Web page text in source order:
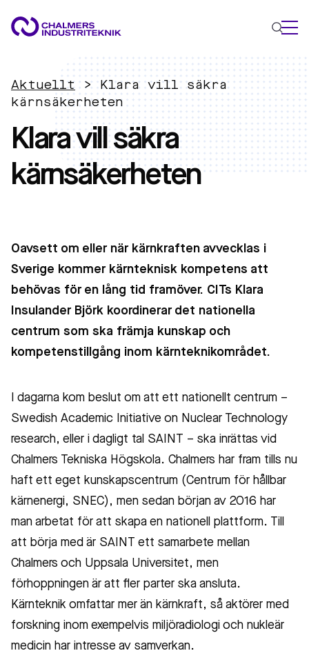
VAD VI GÖR
VÅRA EXPERTOMRÅDEN
Cirkulär ekonomi
Energi
Innovationsledning
OM OSS
KONTAKTA OSS
JOBBA HOS OSS
Aktuellt > Klara vill säkra
kärnsäkerheten
Klara vill säkra
kärnsäkerheten
Oavsett om eller när kärnkraften avvecklas i
Sverige kommer kärnteknisk kompetens att
behövas för en lång tid framöver. CITs Klara
Insulander Björk koordinerar det nationella
centrum som ska främja kunskap och
kompetenstillgång inom kärnteknikområdet.
I dagarna kom beslut om att ett nationellt centrum –
Swedish Academic Initiative on Nuclear Technology
research, eller i dagligt tal SAINT – ska inrättas vid
Chalmers Tekniska Högskola. Chalmers har fram tills nu
haft ett eget kunskapscentrum (Centrum för hållbar
kärnenergi, SNEC), men sedan början av 2016 har
man arbetat för att skapa en nationell plattform. Till
att börja med är SAINT ett samarbete mellan
Chalmers och Uppsala Universitet, men
förhoppningen är att fler parter ska ansluta.
Kärnteknik omfattar mer än kärnkraft, så aktörer med
forskning inom exempelvis miljöradiologi och nukleär
medicin har intresse av samverkan.